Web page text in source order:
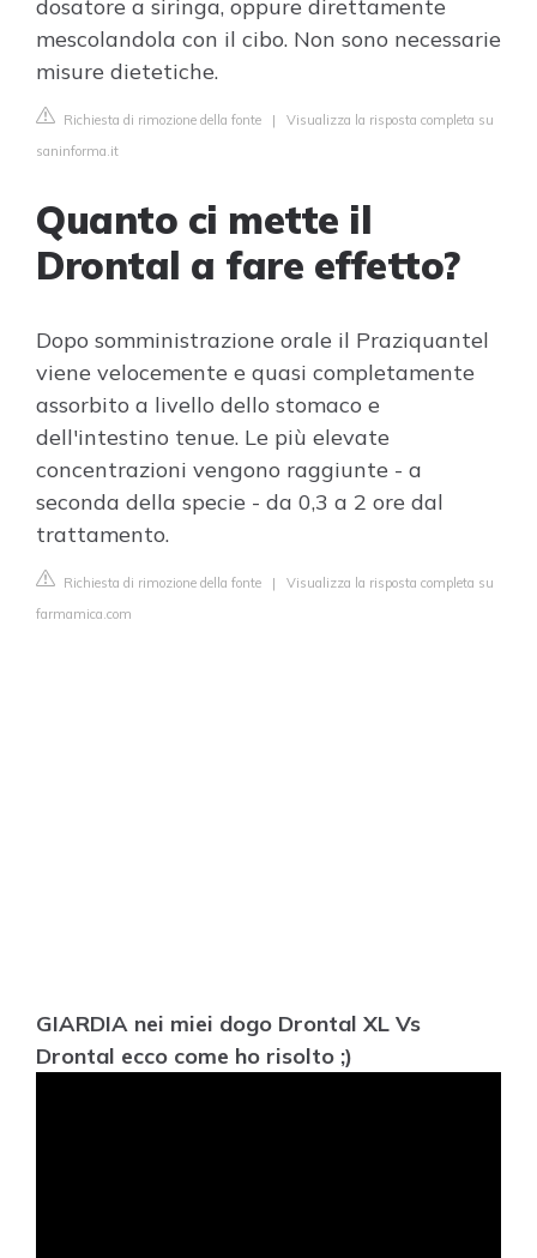
dosatore a siringa, oppure direttamente
mescolandola con il cibo. Non sono necessarie
misure dietetiche.
Richiesta di rimozione della fonte | Visualizza la risposta completa su
saninforma.it
Quanto ci mette il
Drontal a fare effetto?
Dopo somministrazione orale il Praziquantel
viene velocemente e quasi completamente
assorbito a livello dello stomaco e
dell'intestino tenue. Le più elevate
concentrazioni vengono raggiunte - a
seconda della specie - da 0,3 a 2 ore dal
trattamento.
Richiesta di rimozione della fonte | Visualizza la risposta completa su
farmamica.com
GIARDIA nei miei dogo Drontal XL Vs
Drontal ecco come ho risolto ;)